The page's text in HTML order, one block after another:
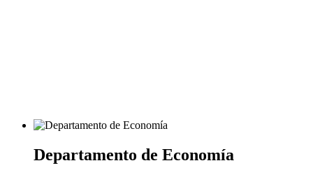
Departamento de Economía